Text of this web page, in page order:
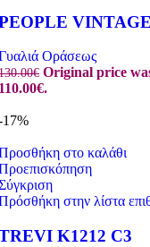
Οράσεως
€ Original price
17%
στο καλάθι
στην λίστα
K1212 C3